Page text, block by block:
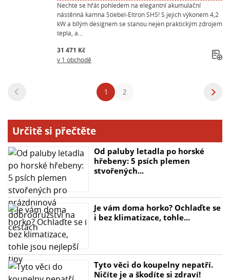
Nechte se hřát pohledem na elegantní akumulační
nástěnná kamna Stiebel-Eltron SHS! S jejich výkonem 4,2
kW a bílým designem se stanou nejen praktickým zdrojem
tepla, a...
31 471 Kč
v 1 obchodě
1 2
Určitě si přečtěte
Od paluby letadla po horské
hřebeny: 5 psích plemen
stvořených...
Je vám doma horko? Ochlaďte se
i bez klimatizace, tohle...
Tyto věci do koupelny nepatří.
Ničíte je a škodíte si zdraví!